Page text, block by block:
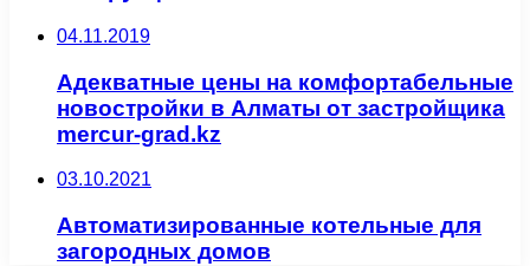
04.11.2019
Адекватные цены на комфортабельные
новостройки в Алматы от застройщика
mercur-grad.kz
03.10.2021
Автоматизированные котельные для
загородных домов